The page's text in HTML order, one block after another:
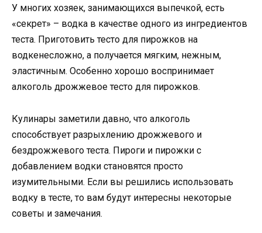
У многих хозяек, занимающихся выпечкой, есть
«секрет» – водка в качестве одного из ингредиентов
теста. Приготовить тесто для пирожков на
водкенесложно, а получается мягким, нежным,
эластичным. Особенно хорошо воспринимает
алкоголь дрожжевое тесто для пирожков.
Кулинары заметили давно, что алкоголь
способствует разрыхлению дрожжевого и
бездрожжевого теста. Пироги и пирожки с
добавлением водки становятся просто
изумительными. Если вы решились использовать
водку в тесте, то вам будут интересны некоторые
советы и замечания.